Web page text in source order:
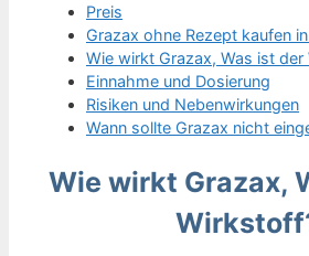
Preis
Grazax ohne Rezept kaufen
Wie wirkt Grazax, Was ist
Einnahme und Dosierung
Risiken und Nebenwirkungen
Wann sollte Grazax nicht
Wie wirkt Grazax,